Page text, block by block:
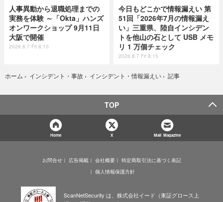
人事異動から退職処理までの
実務を体験 ～「Okta」ハンズ
オンワークショップ 9月11日
大阪で開催
2026.8.7 Fri 8:10
今日もどこかで情報漏えい 第
51回「2026年7月の情報漏え
い」三重県、陸自インシデン
トを他山の石として USB メモ
リ 1 万個チェック
2026.8.7 Fri 8:15
ホーム › インシデント・事故 › インシデント・情報漏えい › 記事
TOP
Home X Mail Magazine
お問合せ 広告掲載 会社概要
特定商取引法に基づく表記
個人情報保護方針
ScanNetSecurity は、株式会社イード（東証グロース上